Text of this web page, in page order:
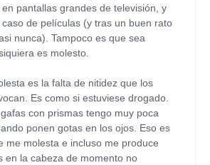
pantallas grandes de televisión, y
de películas (y tras un buen rato
nunca). Tampoco es que sea
es molesto.
es la falta de nitidez que los
Es como si estuviese drogado.
con prismas tengo muy poca
ponen gotas en los ojos. Eso es
me molesta e incluso me produce
en la cabeza de momento no